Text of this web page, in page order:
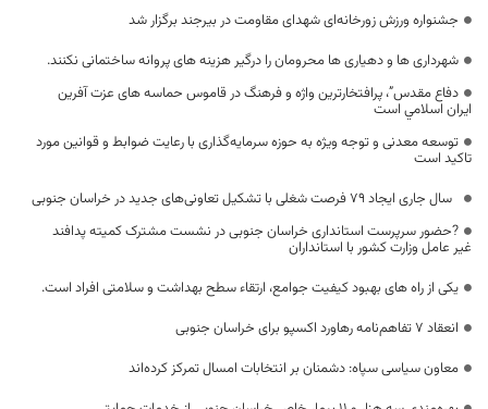
جشنواره ورزش زورخانه‌ای شهدای مقاومت در بیرجند برگزار شد
شهرداری ها و دهیاری ها محرومان را درگیر هزینه های پروانه ساختمانی نکنند.
دفاع مقدس”، پرافتخارترین واژه و فرهنگ در قاموس حماسه های عزت آفرین
ايران اسلامي است
توسعه معدنی و توجه ویژه به حوزه سرمایه‌گذاری با رعایت ضوابط و قوانین مورد
تاکید است
سال جاری ایجاد ۷۹ فرصت شغلی با تشکیل تعاونی‌های جدید در خراسان جنوبی
?حضور سرپرست استانداری خراسان جنوبی در نشست مشترک کمیته پدافند
غیر عامل وزارت کشور با استانداران
يكی از راه های بهبود کیفیت جوامع، ارتقاء سطح بهداشت و سلامتی افراد است.
انعقاد ۷ تفاهم‌نامه رهاورد اکسپو برای خراسان جنوبی
معاون سیاسی سپاه: دشمنان بر انتخابات امسال تمرکز کرده‌اند